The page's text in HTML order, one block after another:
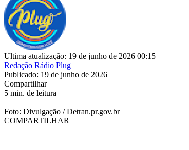
Ultima atualização: 19 de junho de 2026 00:15
Redação Rádio Plug
Publicado: 19 de junho de 2026
Compartilhar
5 min. de leitura
Foto: Divulgação / Detran.pr.gov.br
COMPARTILHAR